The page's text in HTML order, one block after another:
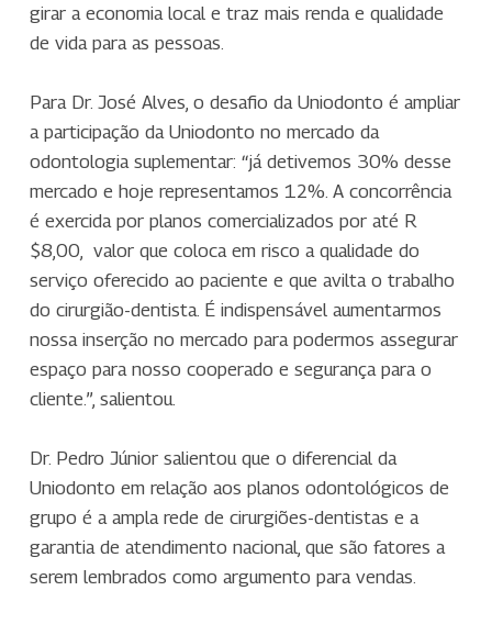
girar a economia local e traz mais renda e qualidade
de vida para as pessoas.
Para Dr. José Alves, o desafio da Uniodonto é ampliar
a participação da Uniodonto no mercado da
odontologia suplementar: “já detivemos 30% desse
mercado e hoje representamos 12%. A concorrência
é exercida por planos comercializados por até R
$8,00, valor que coloca em risco a qualidade do
serviço oferecido ao paciente e que avilta o trabalho
do cirurgião-dentista. É indispensável aumentarmos
nossa inserção no mercado para podermos assegurar
espaço para nosso cooperado e segurança para o
cliente.”, salientou.
Dr. Pedro Júnior salientou que o diferencial da
Uniodonto em relação aos planos odontológicos de
grupo é a ampla rede de cirurgiões-dentistas e a
garantia de atendimento nacional, que são fatores a
serem lembrados como argumento para vendas.